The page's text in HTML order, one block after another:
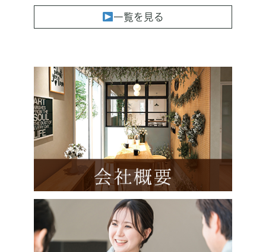
一覧を見る